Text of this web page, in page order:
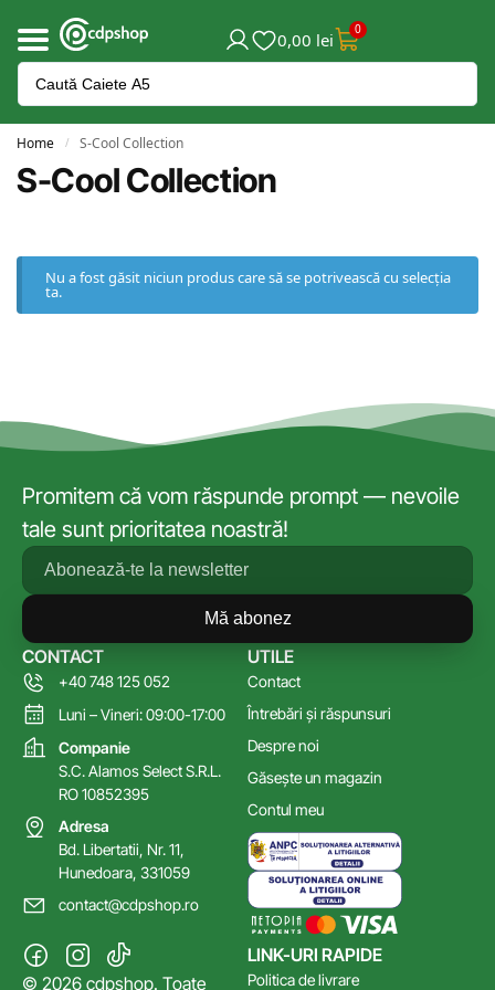
0,00 lei 0
Home / S-Cool Collection
S-Cool Collection
Nu a fost găsit niciun produs care să se potrivească cu selecția
ta.
Promitem că vom răspunde prompt — nevoile
tale sunt prioritatea noastră!
Mă abonez
LINK-URI RAPIDE
Politica de livrare
UTILE
Contact
Întrebări și răspunsuri
Despre noi
Găsește un magazin
Contul meu
CONTACT
+40 748 125 052
Luni – Vineri: 09:00-17:00
Companie
S.C. Alamos Select S.R.L.
RO 10852395
Adresa
Bd. Libertatii, Nr. 11,
Hunedoara, 331059
contact@cdpshop.ro
© 2026 cdpshop. Toate